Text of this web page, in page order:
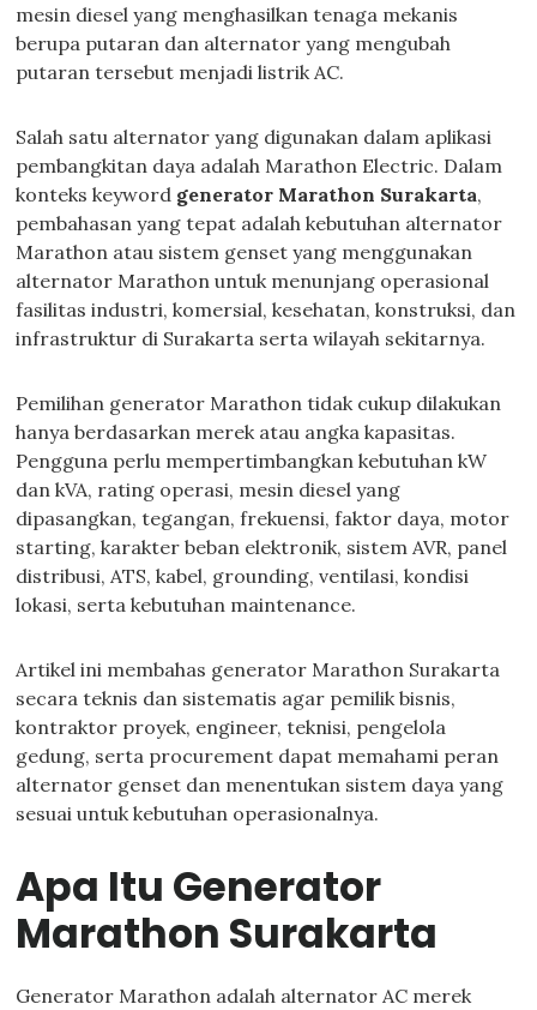
mesin diesel yang menghasilkan tenaga mekanis
berupa putaran dan alternator yang mengubah
putaran tersebut menjadi listrik AC.
Salah satu alternator yang digunakan dalam aplikasi
pembangkitan daya adalah Marathon Electric. Dalam
konteks keyword generator Marathon Surakarta,
pembahasan yang tepat adalah kebutuhan alternator
Marathon atau sistem genset yang menggunakan
alternator Marathon untuk menunjang operasional
fasilitas industri, komersial, kesehatan, konstruksi, dan
infrastruktur di Surakarta serta wilayah sekitarnya.
Pemilihan generator Marathon tidak cukup dilakukan
hanya berdasarkan merek atau angka kapasitas.
Pengguna perlu mempertimbangkan kebutuhan kW
dan kVA, rating operasi, mesin diesel yang
dipasangkan, tegangan, frekuensi, faktor daya, motor
starting, karakter beban elektronik, sistem AVR, panel
distribusi, ATS, kabel, grounding, ventilasi, kondisi
lokasi, serta kebutuhan maintenance.
Artikel ini membahas generator Marathon Surakarta
secara teknis dan sistematis agar pemilik bisnis,
kontraktor proyek, engineer, teknisi, pengelola
gedung, serta procurement dapat memahami peran
alternator genset dan menentukan sistem daya yang
sesuai untuk kebutuhan operasionalnya.
Apa Itu Generator
Marathon Surakarta
Generator Marathon adalah alternator AC merek